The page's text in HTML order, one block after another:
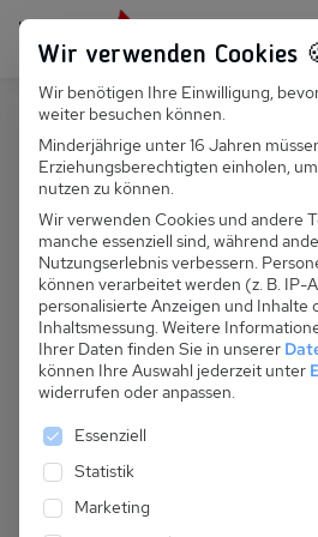
Persönlich für dich da: +49 251
Suchfeld
Suchen
D 120.006B -
Wir verwenden Cookies
Wir benötigen Ihre Einwilligung,
weiter besuchen können.
Minderjährige unter 16 Jahren
Erziehungsberechtigten einholen,
nutzen zu können.
Wir verwenden Cookies und andere
manche essenziell sind, während
Nutzungserlebnis verbessern.
können verarbeitet werden (z. B. IP-
personalisierte Anzeigen und Inhalte
Inhaltsmessung. Weitere
Ihrer Daten finden Sie in unserer
können Ihre Auswahl jederzeit unter
widerrufen oder anpassen.
Es folgt eine Liste der
Essenziell
Statistik
Marketing